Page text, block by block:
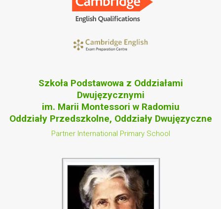
Szkoła Podstawowa z Oddziałami
Dwujęzycznymi
im. Marii Montessori w Radomiu
Oddziały Przedszkolne, Oddziały Dwujęzyczne
Partner International Primary School